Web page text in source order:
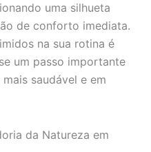
uma silhueta
de conforto imediata.
na sua rotina é
um passo importante
saudável e em
da Natureza em